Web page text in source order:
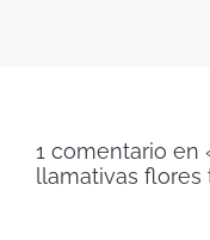
1 comentario en
llamativas flores